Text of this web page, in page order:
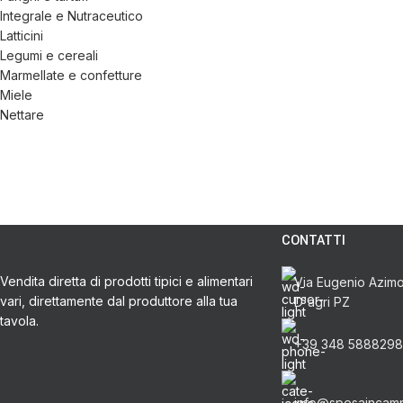
Integrale e Nutraceutico
Latticini
Legumi e cereali
Marmellate e confetture
Miele
Nettare
Rafano
Semi
Sott’oli e conserve
Vendita diretta di prodotti tipici e alimentari
vari, direttamente dal produttore alla tua
tavola.
CONTATTI
Via Eugenio
D'agri PZ
+39 348 5888298